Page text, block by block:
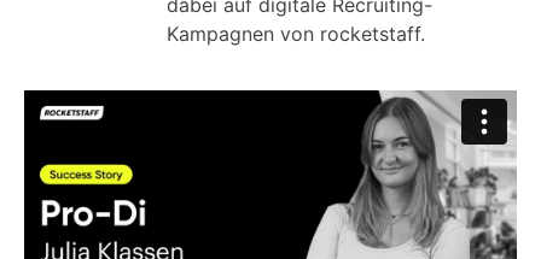
Kampagnen von rocketstaff.